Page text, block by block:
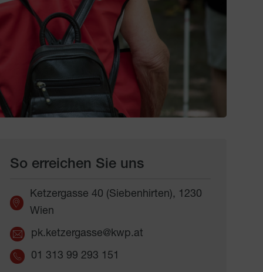
So erreichen Sie uns
Ketzergasse 40 (Siebenhirten), 1230
Wien
pk.ketzergasse@kwp.at
01 313 99 293 151